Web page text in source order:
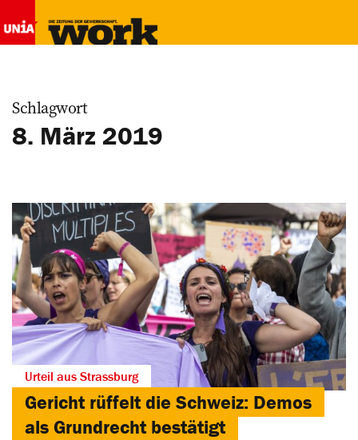
Schlagwort
8. März 2019
Urteil aus Strassburg
Gericht rüffelt die Schweiz: Demos
als Grundrecht bestätigt